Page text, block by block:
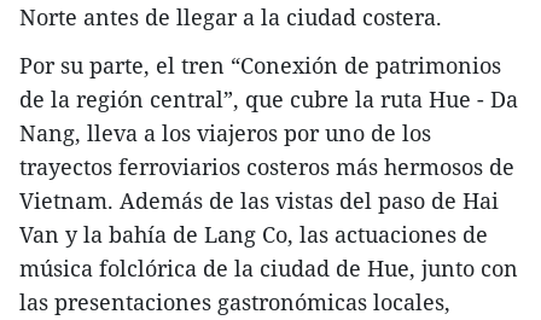
Norte antes de llegar a la ciudad costera.
Por su parte, el tren “Conexión de patrimonios
de la región central”, que cubre la ruta Hue - Da
Nang, lleva a los viajeros por uno de los
trayectos ferroviarios costeros más hermosos de
Vietnam. Además de las vistas del paso de Hai
Van y la bahía de Lang Co, las actuaciones de
música folclórica de la ciudad de Hue, junto con
las presentaciones gastronómicas locales,